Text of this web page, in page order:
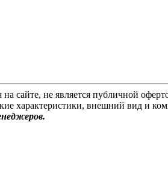
сайте, не является публичной
характеристики, внешний вид и